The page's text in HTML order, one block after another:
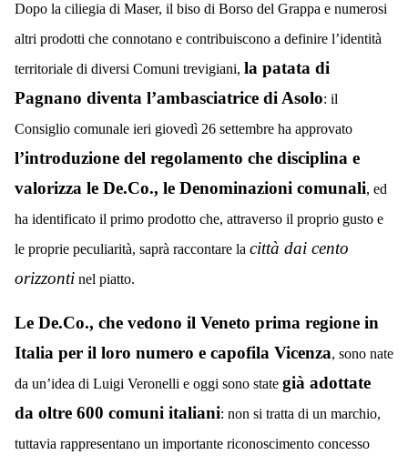
Dopo la ciliegia di Maser, il biso di Borso del Grappa e numerosi
altri prodotti che connotano e contribuiscono a definire l’identità
territoriale di diversi Comuni trevigiani, la patata di
Pagnano diventa l’ambasciatrice di Asolo: il
Consiglio comunale ieri giovedì 26 settembre ha approvato
l’introduzione del regolamento che disciplina e
valorizza le De.Co., le Denominazioni comunali, ed
ha identificato il primo prodotto che, attraverso il proprio gusto e
le proprie peculiarità, saprà raccontare la città dai cento
orizzonti nel piatto.
Le De.Co., che vedono il Veneto prima regione in
Italia per il loro numero e capofila Vicenza, sono nate
da un’idea di Luigi Veronelli e oggi sono state già adottate
da oltre 600 comuni italiani: non si tratta di un marchio,
tuttavia rappresentano un importante riconoscimento concesso